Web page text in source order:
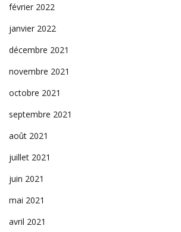
février 2022
janvier 2022
décembre 2021
novembre 2021
octobre 2021
septembre 2021
août 2021
juillet 2021
juin 2021
mai 2021
avril 2021